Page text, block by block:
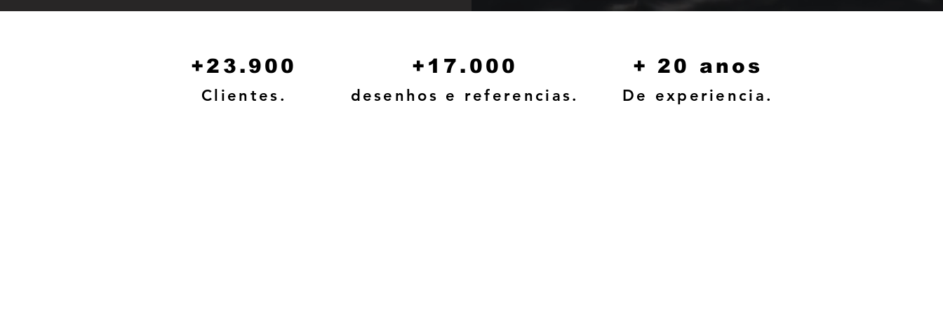
+23.900
Clientes.
+17.000
desenhos e referencias.
+ 20 anos
De experiencia.